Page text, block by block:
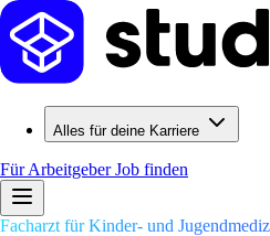
Alles für deine Karriere
Für ArbeitgeberJob finden
Facharzt für Kinder- und